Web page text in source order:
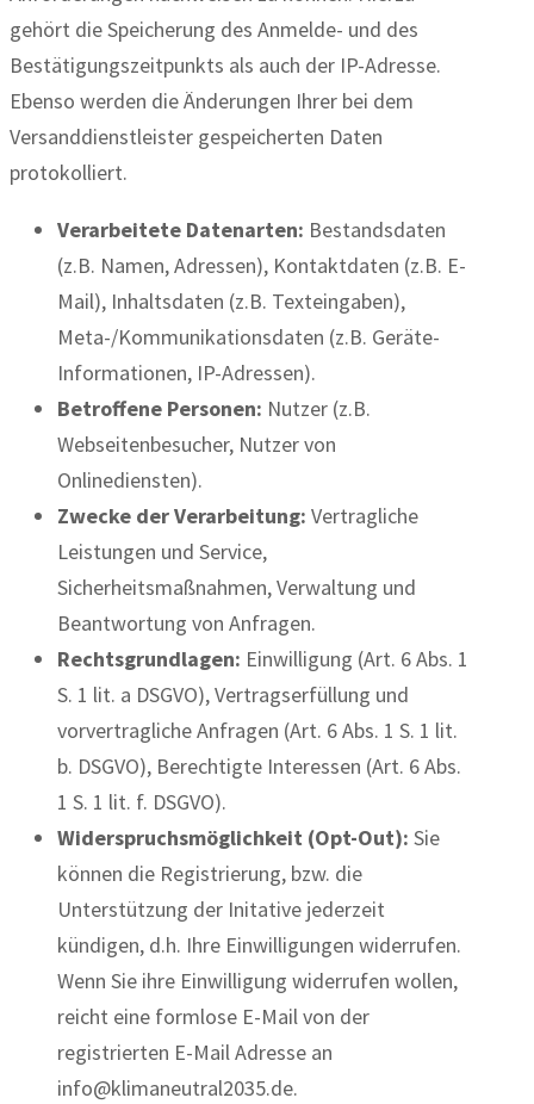
gehört die Speicherung des Anmelde- und des
Bestätigungszeitpunkts als auch der IP-Adresse.
Ebenso werden die Änderungen Ihrer bei dem
Versanddienstleister gespeicherten Daten
protokolliert.
Verarbeitete Datenarten: Bestandsdaten
(z.B. Namen, Adressen), Kontaktdaten (z.B. E-
Mail), Inhaltsdaten (z.B. Texteingaben),
Meta-/Kommunikationsdaten (z.B. Geräte-
Informationen, IP-Adressen).
Betroffene Personen: Nutzer (z.B.
Webseitenbesucher, Nutzer von
Onlinediensten).
Zwecke der Verarbeitung: Vertragliche
Leistungen und Service,
Sicherheitsmaßnahmen, Verwaltung und
Beantwortung von Anfragen.
Rechtsgrundlagen: Einwilligung (Art. 6 Abs. 1
S. 1 lit. a DSGVO), Vertragserfüllung und
vorvertragliche Anfragen (Art. 6 Abs. 1 S. 1 lit.
b. DSGVO), Berechtigte Interessen (Art. 6 Abs.
1 S. 1 lit. f. DSGVO).
Widerspruchsmöglichkeit (Opt-Out): Sie
können die Registrierung, bzw. die
Unterstützung der Initative jederzeit
kündigen, d.h. Ihre Einwilligungen widerrufen.
Wenn Sie ihre Einwilligung widerrufen wollen,
reicht eine formlose E-Mail von der
registrierten E-Mail Adresse an
info@klimaneutral2035.de.